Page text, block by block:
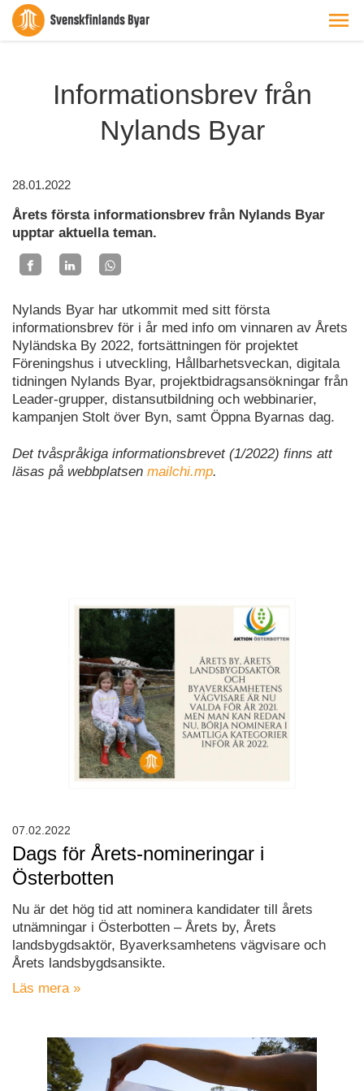
Informationsbrev från
Nylands Byar
28.01.2022
Årets första informationsbrev från Nylands Byar
upptar aktuella teman.
Nylands Byar har utkommit med sitt första
informationsbrev för i år med info om vinnaren av Årets
Nyländska By 2022, fortsättningen för projektet
Föreningshus i utveckling, Hållbarhetsveckan, digitala
tidningen Nylands Byar, projektbidragsansökningar från
Leader-grupper, distansutbildning och webbinarier,
kampanjen Stolt över Byn, samt Öppna Byarnas dag.
Det tvåspråkiga informationsbrevet (1/2022) finns att
läsas på webbplatsen mailchi.mp.
Dags för Årets-nomineringar i
Österbotten
Nu är det hög tid att nominera kandidater till årets
utnämningar i Österbotten – Årets by, Årets
landsbygdsaktör, Byaverksamhetens vägvisare och
Årets landsbygdsansikte.
Läs mera »
07.02.2022